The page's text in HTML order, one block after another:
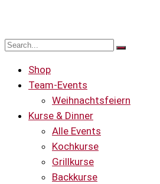
Shop
Team-Events
Weihnachtsfeiern
Kurse & Dinner
Alle Events
Kochkurse
Grillkurse
Backkurse